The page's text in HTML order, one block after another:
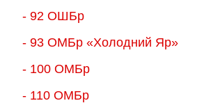
- 92 ОШБр
- 93 ОМБр «Холодний Яр»
- 100 ОМБр
- 110 ОМБр